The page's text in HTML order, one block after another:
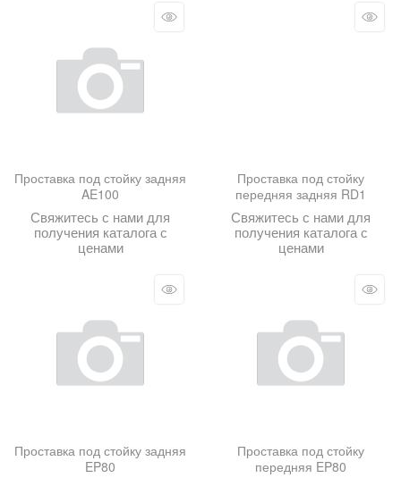
Проставка под стойку задняя
AE100
Свяжитесь с нами для
получения каталога с
ценами
Проставка под стойку
передняя задняя RD1
Свяжитесь с нами для
получения каталога с
ценами
Проставка под стойку задняя
EP80
Проставка под стойку
передняя EP80